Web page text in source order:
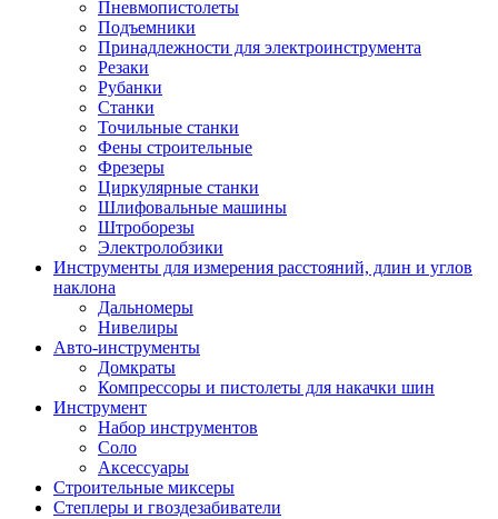
Пневмопистолеты
Подъемники
Принадлежности для электроинструмента
Резаки
Рубанки
Станки
Точильные станки
Фены строительные
Фрезеры
Циркулярные станки
Шлифовальные машины
Штроборезы
Электролобзики
Инструменты для измерения расстояний, длин и углов
наклона
Дальномеры
Нивелиры
Авто-инструменты
Домкраты
Компрессоры и пистолеты для накачки шин
Инструмент
Набор инструментов
Соло
Аксессуары
Строительные миксеры
Степлеры и гвоздезабиватели